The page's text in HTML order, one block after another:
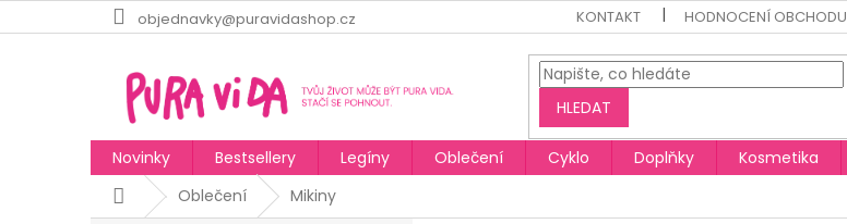
na
objednavky@puravidashop.cz KONTAKT HODNOCENÍ OBCHODU
HLEDAT
Novinky Bestsellery Legíny Oblečení Cyklo Doplňky Kosmetika
DomůOblečení Mikiny